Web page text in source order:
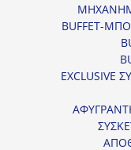
BUFFET-
EXCLUSIVE